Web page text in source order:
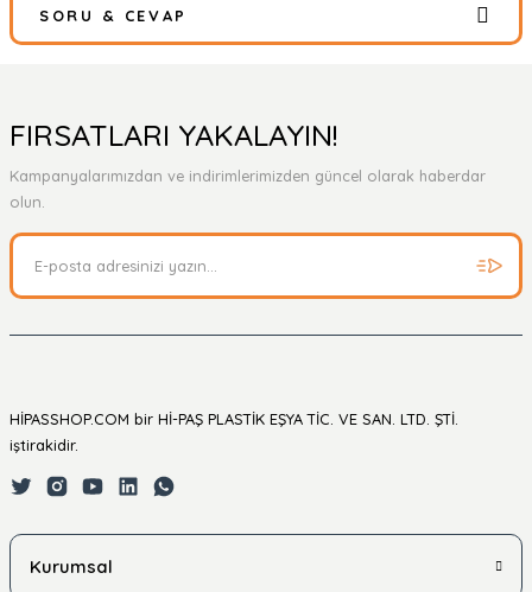
Bu ürüne ilk yorumu siz yapın!
Yorum Yaz
SORU & CEVAP
Ürün hakkında henüz soru sorulmamış.
FIRSATLARI YAKALAYIN!
Kampanyalarımızdan ve indirimlerimizden güncel olarak haberdar
olun.
HİPASSHOP.COM bir Hİ-PAŞ PLASTİK EŞYA TİC. VE SAN. LTD. ŞTİ.
iştirakidir.
Kurumsal